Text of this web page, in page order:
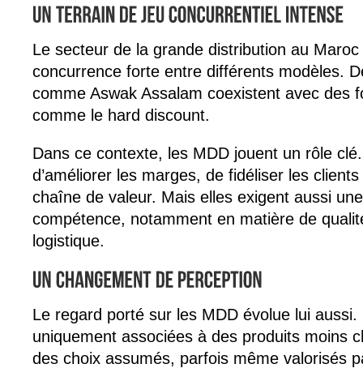
Le secteur de la grande distribution au
concurrence forte entre différents modèles.
comme Aswak Assalam coexistent avec des
comme le hard discount.
Dans ce contexte, les MDD jouent un rôle
d’améliorer les marges, de fidéliser les
chaîne de valeur. Mais elles exigent aussi
compétence, notamment en matière de
logistique.
Le regard porté sur les MDD évolue lui
uniquement associées à des produits moins
des choix assumés, parfois même valorisés